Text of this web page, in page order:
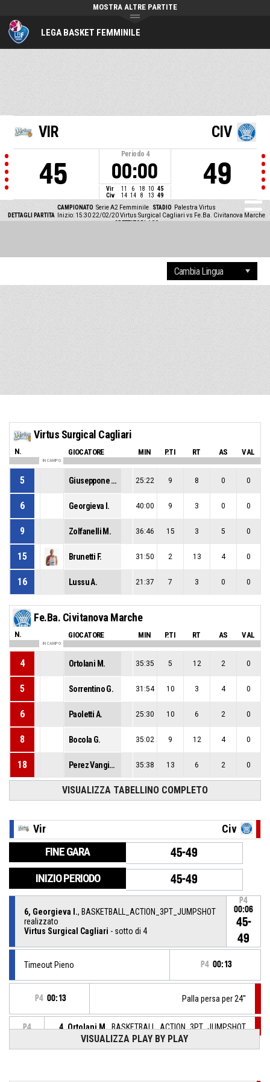
LEGA BASKET FEMMINILE
MOSTRA ALTRE PARTITE
VIR
45
Periodo 4
00:00
Vir 11 6 18 10 45
Civ
14 14 8 13 49
CIV
49
CAMPIONATO Serie A2 Femminile STADIO Palestra Virtus
DETTAGLI PARTITA
Inizio: 15:30 22/02/20 Virtus Surgical Cagliari vs Fe.Ba. Civitanova Marche
SPETTATORI 100
Virtus Surgical Cagliari
N. GIOCATORE MIN P.TI RT AS VAL
IN CAMPO
5 Giuseppone M. 25:22 9 8 0 0
6 Georgieva I. 40:00 9 3 0 0
9 Zolfanelli M. 36:46 15 3 5 0
15 Brunetti F. 31:50 2 13 4 0
16 Lussu A. 21:37 7 3 0 0
Fe.Ba. Civitanova Marche
N. GIOCATORE MIN P.TI RT AS VAL
IN CAMPO
4 Ortolani M. 35:35 5 12 2 0
5 Sorrentino G. 31:54 10 3 4 0
6 Paoletti A. 25:30 10 6 2 0
8 Bocola G. 35:02 9 12 4 0
18 Perez Vangieri N. 35:38 13 6 2 0
VISUALIZZA TABELLINO COMPLETO
Vir Civ
FINE GARA 45-49
INIZIO PERIODO 45-49
6, Georgieva I., BASKETBALL_ACTION_3PT_JUMPSHOT
realizzato
Virtus Surgical Cagliari - sotto di 4
P4
00:06
45-
49
Timeout Pieno P4 00:13
P4 00:13 Palla persa per 24''
P4
4, Ortolani M., BASKETBALL_ACTION_3PT_JUMPSHOT
VISUALIZZA PLAY BY PLAY